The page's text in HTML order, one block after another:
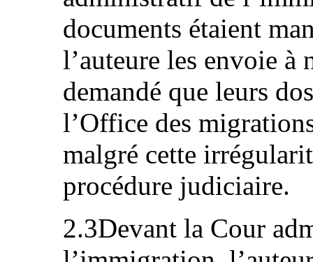
documents étaient
l’auteure les envoie
demandé que leurs
l’Office des
malgré cette
procédure judiciaire.
2.3Devant la Cour